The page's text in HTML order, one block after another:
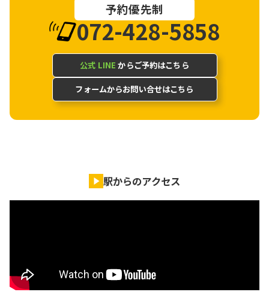
予約優先制
072-428-5858
公式 LINE からご予約はこちら
フォームからお問い合せはこちら
駅からのアクセス